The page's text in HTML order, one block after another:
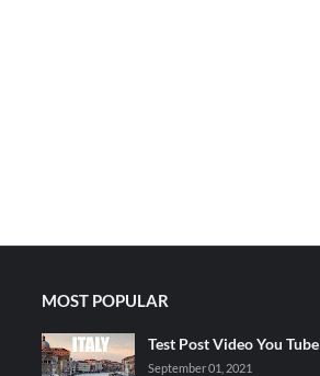
MOST POPULAR
Test Post Video You Tube
September 01, 2021